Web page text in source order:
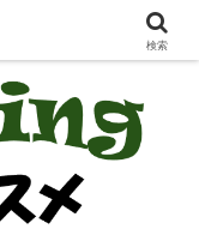
検索